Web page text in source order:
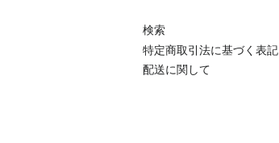
検索
特定商取引法に基づく表記
配送に関して